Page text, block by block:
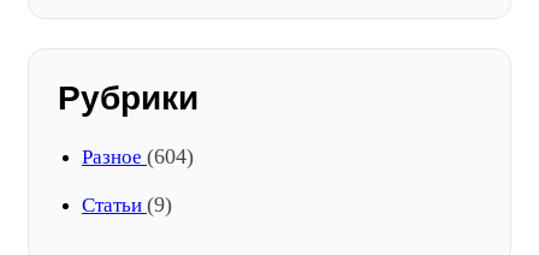
Рубрики
Разное (604)
Статьи (9)